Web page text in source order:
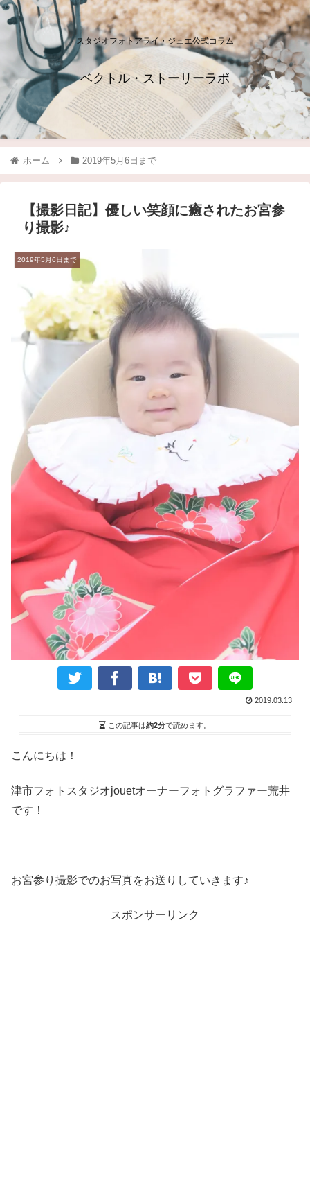
スタジオフォトアライ・ジュエ公式コラム
ベクトル・ストーリーラボ
ホーム 2019年5月6日まで
【撮影日記】優しい笑顔に癒されたお宮参
り撮影♪
2019年5月6日まで
2019.03.13
この記事は約2分で読めます。
こんにちは！
津市フォトスタジオjouetオーナーフォトグラファー荒井
です！
お宮参り撮影でのお写真をお送りしていきます♪
スポンサーリンク